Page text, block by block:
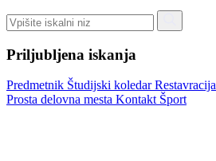
Priljubljena iskanja
Predmetnik Študijski koledarRestavracija
Prosta delovna mesta Kontakt Šport